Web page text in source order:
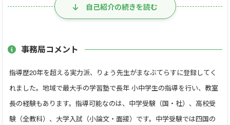
学校や塾の集団授業形式は先生のペースまたはクラスで目立
つ生徒のペースで進んでしまいがちです。ですから一度分から
の学校の単元が分からない理由を探り、必要ならば前の学年
（この方法で生徒は飛躍的に伸びます。）
また、勉強が得意な生徒にはさらにハイレベルな問題を解
いてもらうという方法も勿論あるのですが、今起きている社
会的問題やニュースの情報収集能力の養成が必要だと思ってい
自己紹介の続きを読む
事務局コメント
指導歴20年を超える実力派、りょう先生がまなぶてらすに登録してく
れました。地域で最大手の学習塾で長年 小中学生の指導を行い、教室
長の経験もあります。指導可能なのは、中学受験（国・社）、高校受
験（全教科）、大学入試（小論文・面接）です。中学受験では四国の